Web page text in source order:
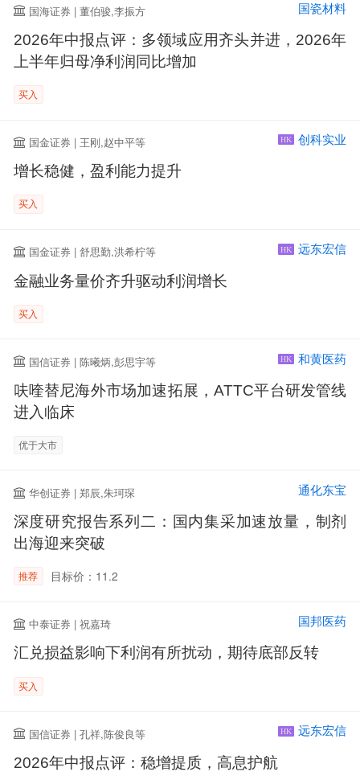
国海证券 | 董伯骏,李振方 国瓷材料
2026年中报点评：多领域应用齐头并进，2026年
上半年归母净利润同比增加
买入
国金证券 | 王刚,赵中平等 HK 创科实业
增长稳健，盈利能力提升
买入
国金证券 | 舒思勤,洪希柠等 HK 远东宏信
金融业务量价齐升驱动利润增长
买入
国信证券 | 陈曦炳,彭思宇等 HK 和黄医药
呋喹替尼海外市场加速拓展，ATTC平台研发管线
进入临床
优于大市
华创证券 | 郑辰,朱珂琛 通化东宝
深度研究报告系列二：国内集采加速放量，制剂
出海迎来突破
推荐 目标价：11.2
中泰证券 | 祝嘉琦 国邦医药
汇兑损益影响下利润有所扰动，期待底部反转
买入
国信证券 | 孔祥,陈俊良等 HK 远东宏信
2026年中报点评：稳增提质，高息护航